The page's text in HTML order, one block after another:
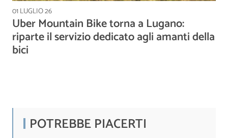
01 LUGLIO 26
Uber Mountain Bike torna a Lugano:
riparte il servizio dedicato agli amanti della
bici
POTREBBE PIACERTI